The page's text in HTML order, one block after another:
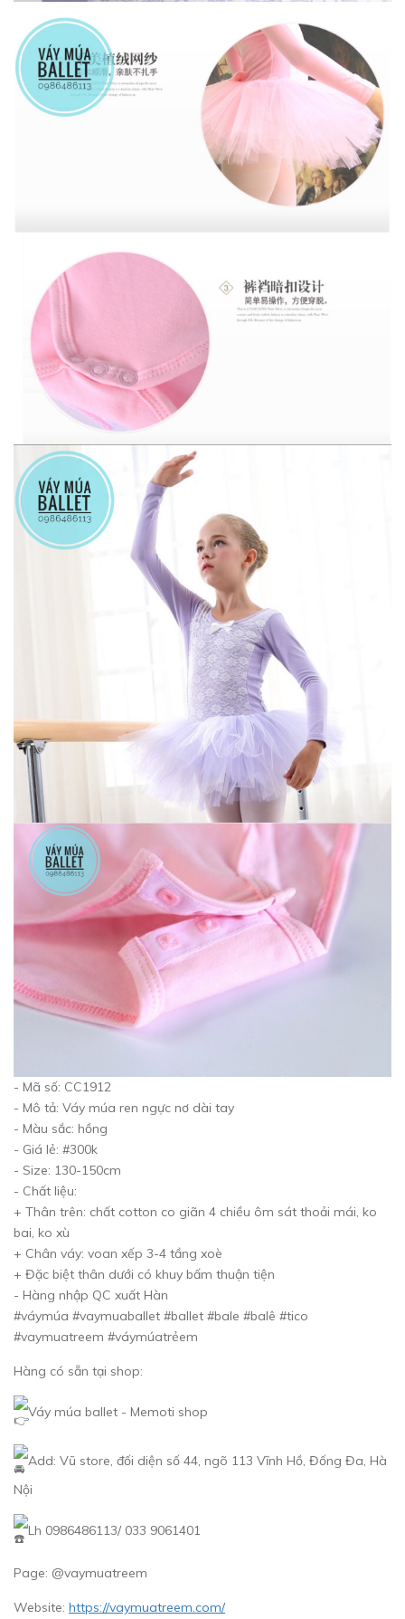
- Mã số: CC1912
- Mô tả: Váy múa ren ngực nơ dài tay
- Màu sắc: hồng
- Giá lẻ: #300k
- Size: 130-150cm
- Chất liệu:
+ Thân trên: chất cotton co giãn 4 chiều ôm sát thoải mái, ko
bai, ko xù
+ Chân váy: voan xếp 3-4 tầng xoè
+ Đặc biệt thân dưới có khuy bấm thuận tiện
- Hàng nhập QC xuất Hàn
#váymúa #vaymuaballet #ballet #bale #balê #tico
#vaymuatreem #váymúatrẻem
Hàng có sẵn tại shop:
Váy múa ballet - Memoti shop
Add: Vũ store, đối diện số 44, ngõ 113 Vĩnh Hồ, Đống Đa, Hà
Nội
Lh 0986486113/ 033 9061401
Page: @vaymuatreem
Website: https://vaymuatreem.com/